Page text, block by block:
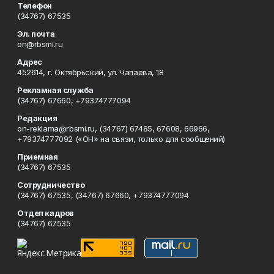
Телефон
(34767) 67535
Эл. почта
on@rbsmi.ru
Адрес
452614, г. Октябрьский, ул. Чапаева, 18
Рекламная служба
(34767) 67660, +79374777094
Редакция
on-reklama@rbsmi.ru, (34767) 67485, 67608, 66966,
+79374777092 («ОН» на связи, только для сообщений)
Приемная
(34767) 67535
Сотрудничество
(34767) 67535, (34767) 67660, +79374777094
Отдел кадров
(34767) 67535